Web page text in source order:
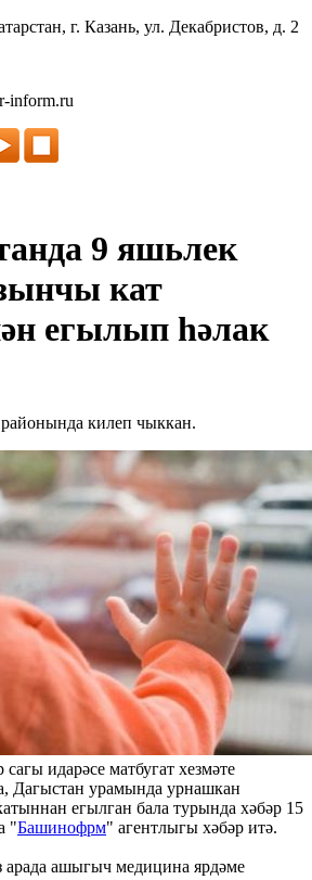
г. Казань, ул. Декабристов, д. 2
inform.ru
9 яшьлек
кат
егылып һәлак
килеп чыккан.
идарәсе матбугат хезмәте
Дагыстан урамында урнашкан
егылган бала турында хәбәр 15
"Башинофрм" агентлыгы хәбәр итә.
ашыгыч медицина ярдәме